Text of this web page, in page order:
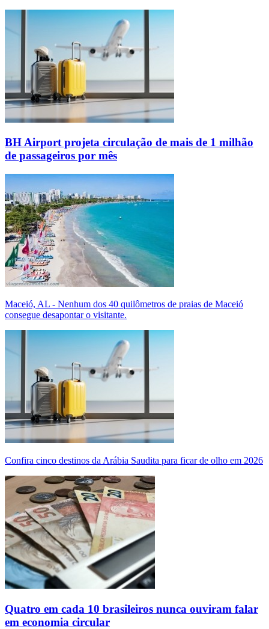
BH Airport projeta circulação de mais de 1 milhão
de passageiros por mês
Maceió, AL - Nenhum dos 40 quilômetros de praias de Maceió
consegue desapontar o visitante.
Confira cinco destinos da Arábia Saudita para ficar de olho em 2026
Quatro em cada 10 brasileiros nunca ouviram falar
em economia circular